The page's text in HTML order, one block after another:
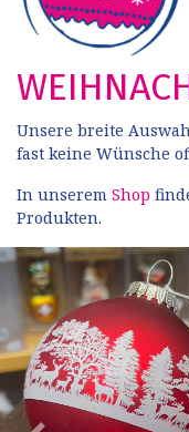
Unsere breite
fast keine Wünsche
In unserem Shop
Produkten.